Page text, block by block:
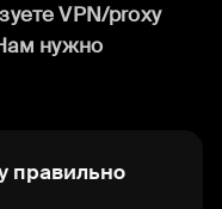
VPN/proxy
нужно
правильно